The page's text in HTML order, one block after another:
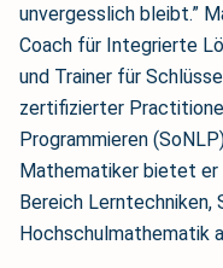
unvergesslich bleibt.”
Coach für Integrierte
und Trainer für
zertifizierter
Programmieren
Mathematiker bietet er
Bereich Lerntechniken,
Hochschulmathematik